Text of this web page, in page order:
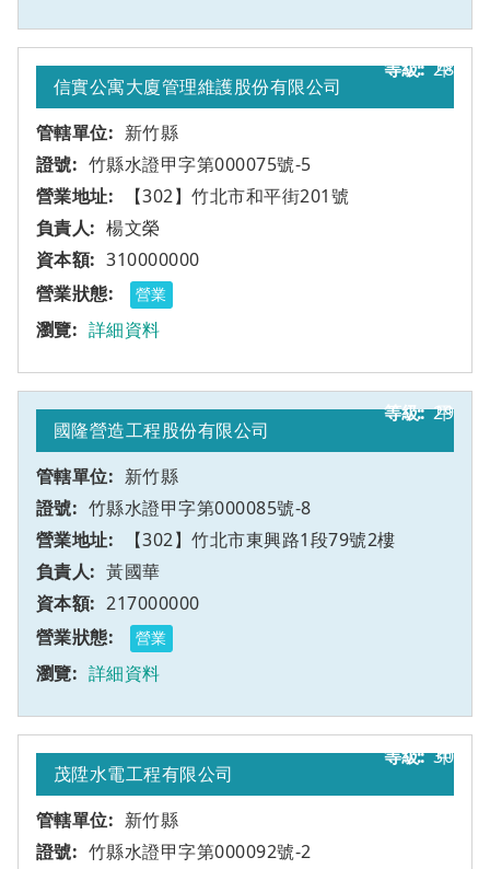
28
信實公寓大廈管理維護股份有限公司
新竹縣
竹縣水證甲字第000075號-5
【302】竹北市和平街201號
甲
楊文榮
310000000
營業
詳細資料
29
國隆營造工程股份有限公司
新竹縣
竹縣水證甲字第000085號-8
【302】竹北市東興路1段79號2樓
甲
黃國華
217000000
營業
詳細資料
30
茂陞水電工程有限公司
新竹縣
竹縣水證甲字第000092號-2
甲